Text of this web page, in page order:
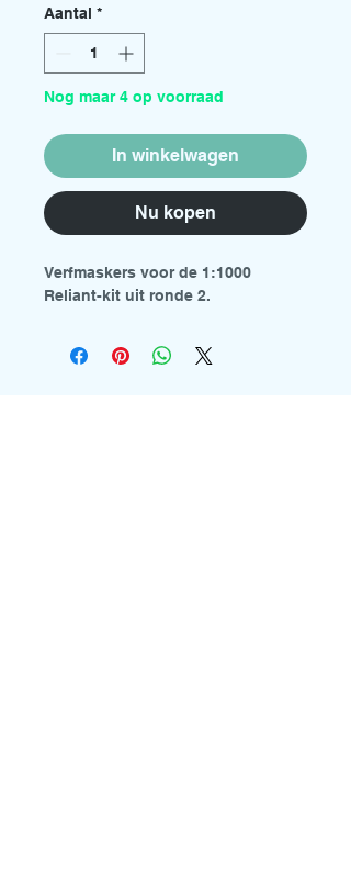
Aantal *
Nog maar 4 op voorraad
In winkelwagen
Nu kopen
Verfmaskers voor de 1:1000
Reliant-kit uit ronde 2.